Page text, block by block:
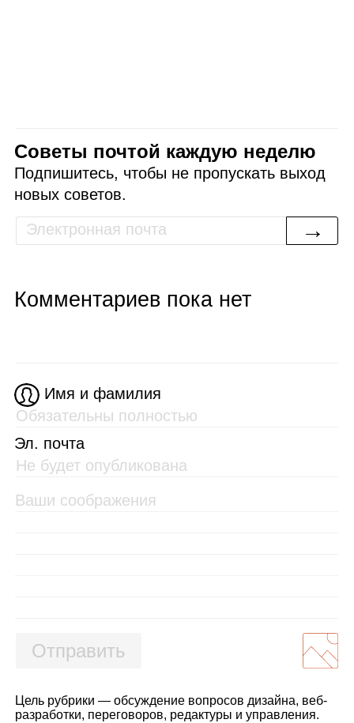
Советы почтой каждую неделю
Подпишитесь, чтобы не пропускать выход
новых советов.
→
Комментариев пока нет
Имя и фамилия
Эл. почта
Отправить
Цель рубрики — обсуждение вопросов дизайна, веб-
разработки, переговоров, редактуры и управления.